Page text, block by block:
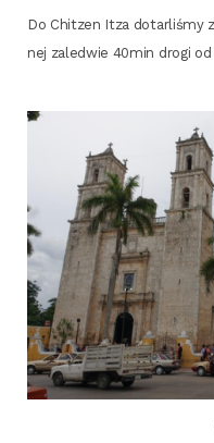
Do Chit­zen Itza dotar­li­śmy
nej zale­d­wie 40min dro­gi